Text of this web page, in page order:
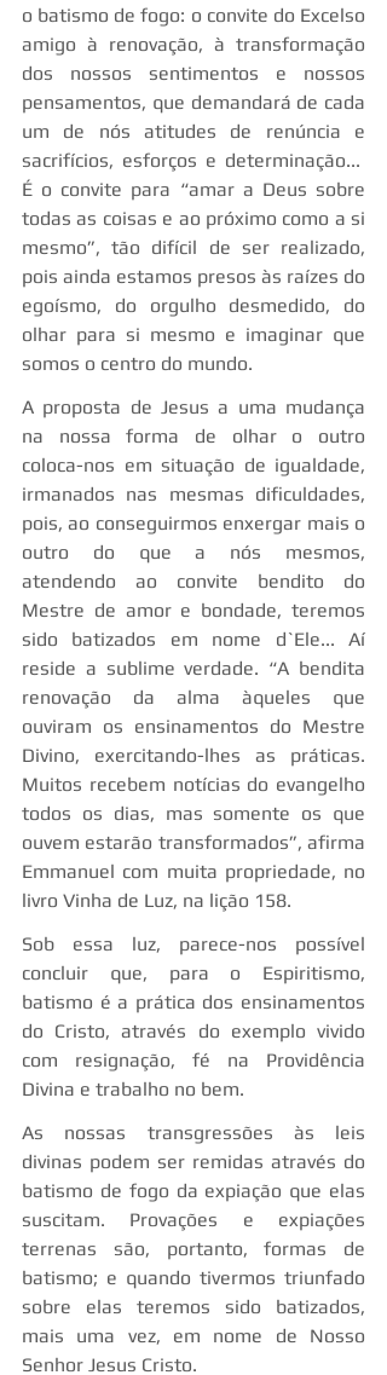
o batismo de fogo: o convite do Excelso
amigo à renovação, à transformação
dos nossos sentimentos e nossos
pensamentos, que demandará de cada
um de nós atitudes de renúncia e
sacrifícios, esforços e determinação...
É o convite para “amar a Deus sobre
todas as coisas e ao próximo como a si
mesmo”, tão difícil de ser realizado,
pois ainda estamos presos às raízes do
egoísmo, do orgulho desmedido, do
olhar para si mesmo e imaginar que
somos o centro do mundo.
A proposta de Jesus a uma mudança
na nossa forma de olhar o outro
coloca-nos em situação de igualdade,
irmanados nas mesmas dificuldades,
pois, ao conseguirmos enxergar mais o
outro do que a nós mesmos,
atendendo ao convite bendito do
Mestre de amor e bondade, teremos
sido batizados em nome d`Ele... Aí
reside a sublime verdade. “A bendita
renovação da alma àqueles que
ouviram os ensinamentos do Mestre
Divino, exercitando-lhes as práticas.
Muitos recebem notícias do evangelho
todos os dias, mas somente os que
ouvem estarão transformados”, afirma
Emmanuel com muita propriedade, no
livro Vinha de Luz, na lição 158.
Sob essa luz, parece-nos possível
concluir que, para o Espiritismo,
batismo é a prática dos ensinamentos
do Cristo, através do exemplo vivido
com resignação, fé na Providência
Divina e trabalho no bem.
As nossas transgressões às leis
divinas podem ser remidas através do
batismo de fogo da expiação que elas
suscitam. Provações e expiações
terrenas são, portanto, formas de
batismo; e quando tivermos triunfado
sobre elas teremos sido batizados,
mais uma vez, em nome de Nosso
Senhor Jesus Cristo.